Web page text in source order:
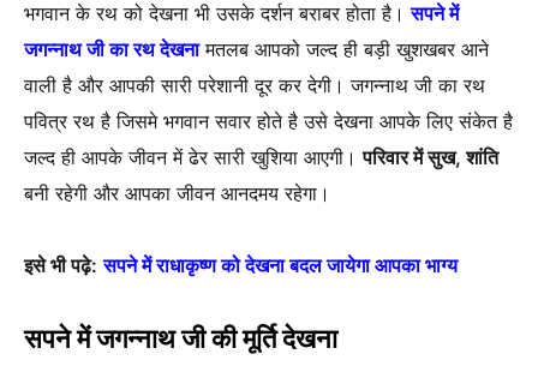
भगवान के रथ को देखना भी उसके दर्शन बराबर होता है।सपने में
जगन्नाथ जी का रथ देखनामतलब आपको जल्द ही बड़ी खुशखबर आने
वाली है और आपकी सारी परेशानी दूर कर देगी। जगन्नाथ जी का रथ
पवित्र रथ है जिसमे भगवान सवार होते है उसे देखना आपके लिए संकेत है
जल्द ही आपके जीवन में ढेर सारी खुशिया आएगी।परिवार में सुख, शांति
बनी रहेगी और आपका जीवन आनदमय रहेगा।
इसे भी पढ़े: सपने में राधाकृष्ण को देखना बदल जायेगा आपका भाग्य
सपने में जगन्नाथ जी की मूर्ति देखना